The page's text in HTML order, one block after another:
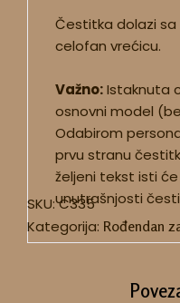
Čestitka dolazi sa
celofan vrećicu.
Važno:Istaknuta
osnovni model
Odabirom
prvu stranu
željeni tekst isti
unutrašnjosti
SKU:C335
Kategorija: Rođendan